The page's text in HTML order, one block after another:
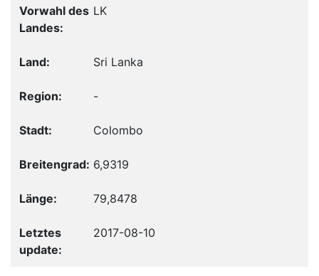
LK
Sri Lanka
-
Colombo
6,9319
79,8478
2017-08-10